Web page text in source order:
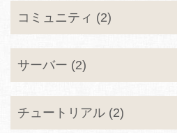
コミュニティ (2)
サーバー (2)
チュートリアル (2)